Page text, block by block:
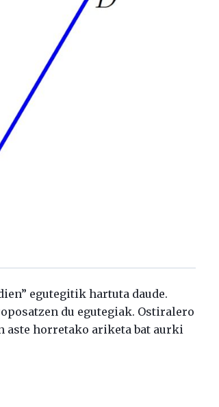
egutegitik hartuta daude.
du egutegiak. Ostiralero
aste horretako ariketa bat aurki